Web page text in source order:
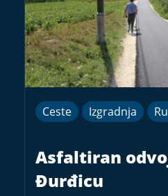
Ceste Izgradnja
Asfaltiran
Đurđicu